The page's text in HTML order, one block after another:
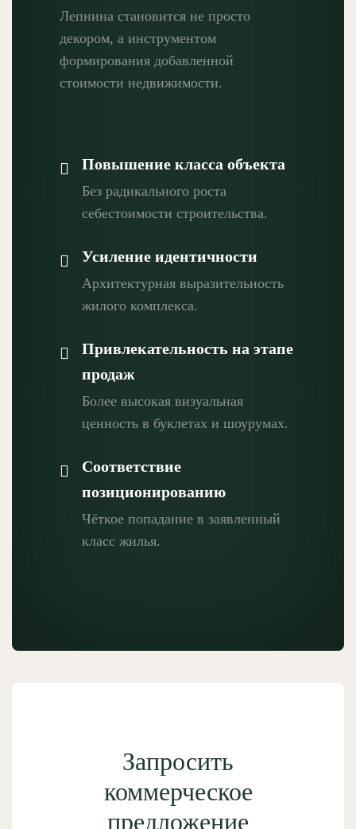
Лепнина становится не просто
декором, а инструментом
формирования добавленной
стоимости недвижимости.
Повышение класса объекта
Без радикального роста
себестоимости строительства.
Усиление идентичности
Архитектурная выразительность
жилого комплекса.
Привлекательность на этапе
продаж
Более высокая визуальная
ценность в буклетах и шоурумах.
Соответствие
позиционированию
Чёткое попадание в заявленный
класс жилья.
Запросить
коммерческое
предложение